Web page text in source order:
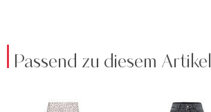
Passend zu diesem Artikel